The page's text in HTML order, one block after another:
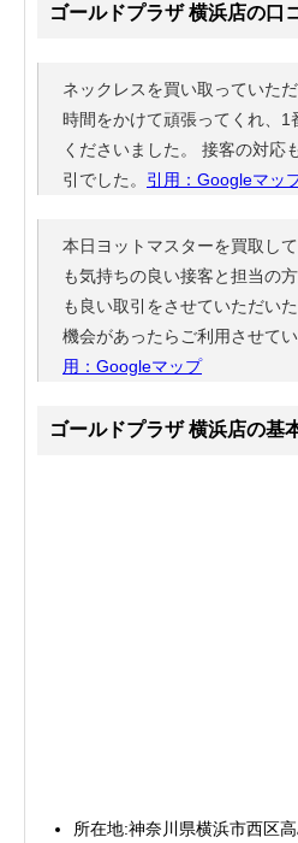
ゴールドプラザ 横浜店の口
ネックレスを買い取っていた
時間をかけて頑張ってくれ、1
くださいました。 接客の対応
引でした。 引用：Googleマッ
本日ヨットマスターを買取し
も気持ちの良い接客と担当の
も良い取引をさせていただい
機会があったらご利用させてい
用：Googleマップ
ゴールドプラザ 横浜店の基
所在地:神奈川県横浜市西区